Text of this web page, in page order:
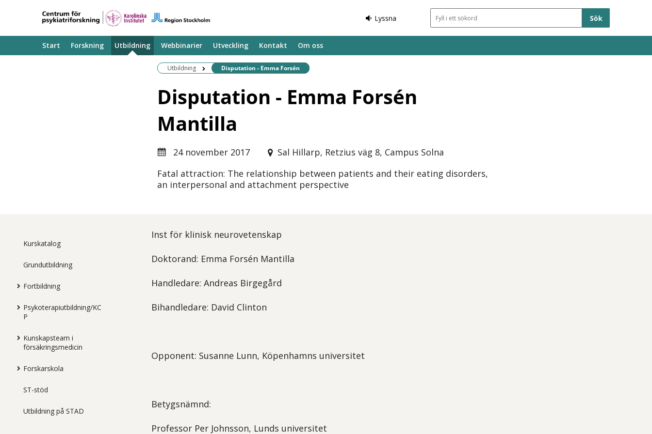
Lyssna Sökfält
Start Forskning Utbildning Webbinarier Utveckling Kontakt Om oss
Utbildning Befintlig sida:
Disputation - Emma Forsén
Disputation - Emma Forsén
Mantilla
24 november 2017
Sal Hillarp, Retzius väg 8, Campus Solna
Fatal attraction: The relationship between patients and their eating disorders,
an interpersonal and attachment perspective
Kurskatalog
Grundutbildning
Fortbildning
Psykoterapiutbildning/KC
P
Kunskapsteam i
försäkringsmedicin
Forskarskola
ST-stöd
Utbildning på STAD
Inst för klinisk neurovetenskap
Doktorand: Emma Forsén Mantilla
Handledare: Andreas Birgegård
Bihandledare: David Clinton
Opponent: Susanne Lunn, Köpenhamns universitet
Betygsnämnd:
Professor Per Johnsson, Lunds universitet